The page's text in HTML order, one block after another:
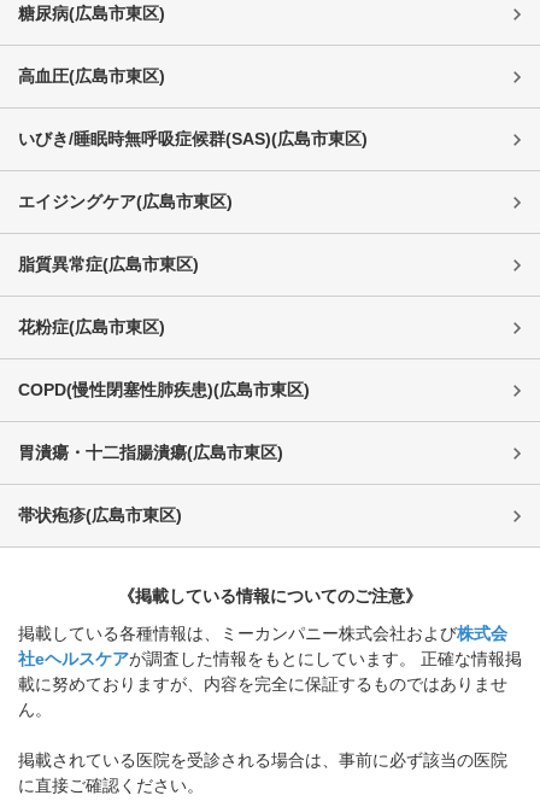
糖尿病(広島市東区)
高血圧(広島市東区)
いびき/睡眠時無呼吸症候群(SAS)(広島市東区)
エイジングケア(広島市東区)
脂質異常症(広島市東区)
花粉症(広島市東区)
COPD(慢性閉塞性肺疾患)(広島市東区)
胃潰瘍・十二指腸潰瘍(広島市東区)
帯状疱疹(広島市東区)
《掲載している情報についてのご注意》
掲載している各種情報は、ミーカンパニー株式会社および株式会
社eヘルスケアが調査した情報をもとにしています。 正確な情報掲
載に努めておりますが、内容を完全に保証するものではありませ
ん。
掲載されている医院を受診される場合は、事前に必ず該当の医院
に直接ご確認ください。